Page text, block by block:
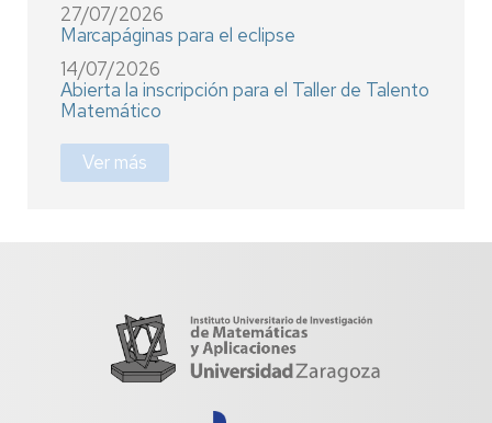
27/07/2026
Marcapáginas para el eclipse
14/07/2026
Abierta la inscripción para el Taller de Talento
Matemático
Ver más